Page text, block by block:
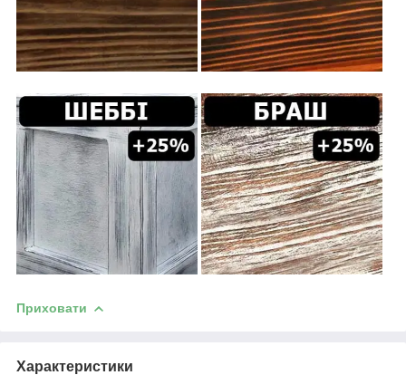
Приховати
Характеристики